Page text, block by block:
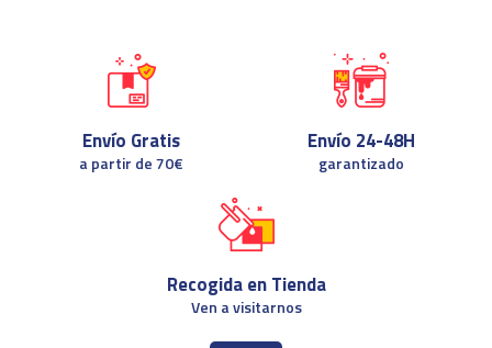
Envío Gratis
a partir de 70€
Recogida en Tienda
Ven a visitarnos
Envío 24-48H
garantizado